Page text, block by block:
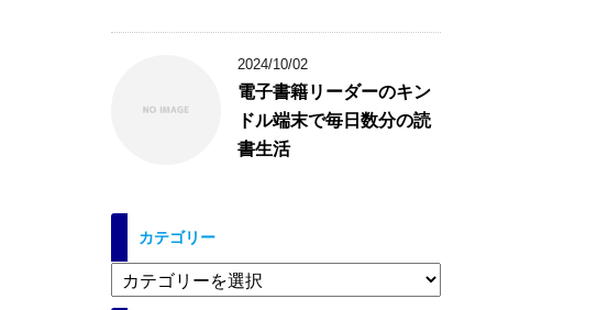
2024/10/02
電子書籍リーダーのキン
ドル端末で毎日数分の読
書生活
カテゴリー
テ